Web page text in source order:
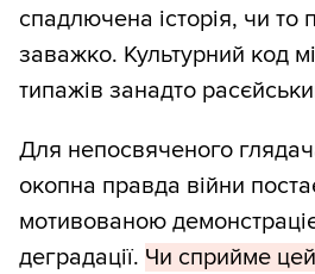
спадлючена історія, чи то
заважко. Культурний код
типажів занадто
Для непосвяченого
окопна правда війни
мотивованою
деградації. Чи сприйме